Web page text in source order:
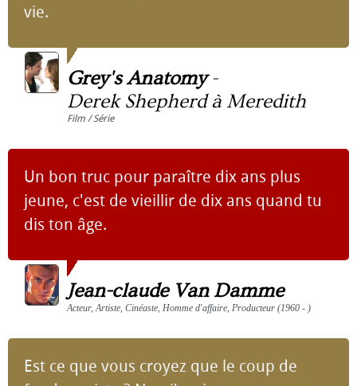
vie.
Grey's Anatomy-
Derek Shepherd à Meredith
Film / Série
Un bon truc pour paraître dix ans plus
jeune, c'est de vieillir de dix ans quand tu
dis ton âge.
Jean-claude Van Damme
Acteur, Artiste, Cinéaste, Homme d'affaire, Producteur (1960 - )
Est ce que vous croyez que le coup de